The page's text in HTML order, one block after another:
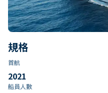
規格
首航
2021
船員人數